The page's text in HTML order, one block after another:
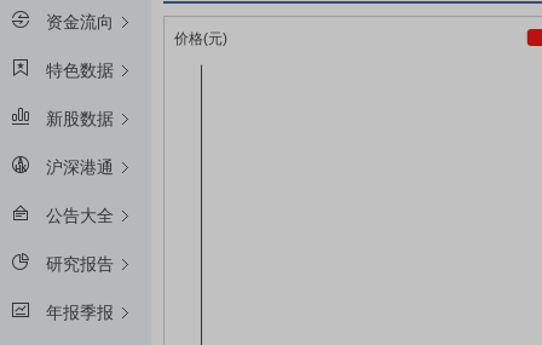
资金流向
特色数据
新股数据
沪深港通
公告大全
研究报告
年报季报